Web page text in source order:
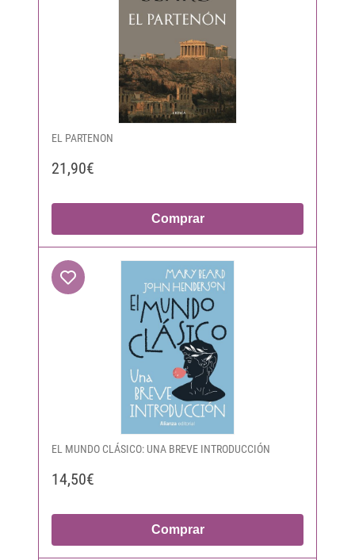
EL PARTENON
21,90€
Comprar
EL MUNDO CLÁSICO: UNA BREVE INTRODUCCIÓN
14,50€
Comprar